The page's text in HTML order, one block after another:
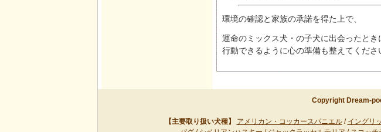
環境の確認と家族の承諾を得た上で、
運命のミックス犬・の子犬に出会ったとき
行動できるように心の準備も整えてくださ
Copyright Dream-
【主要取り扱い犬種】 アメリカン・コッカースパニエル/ イングリ